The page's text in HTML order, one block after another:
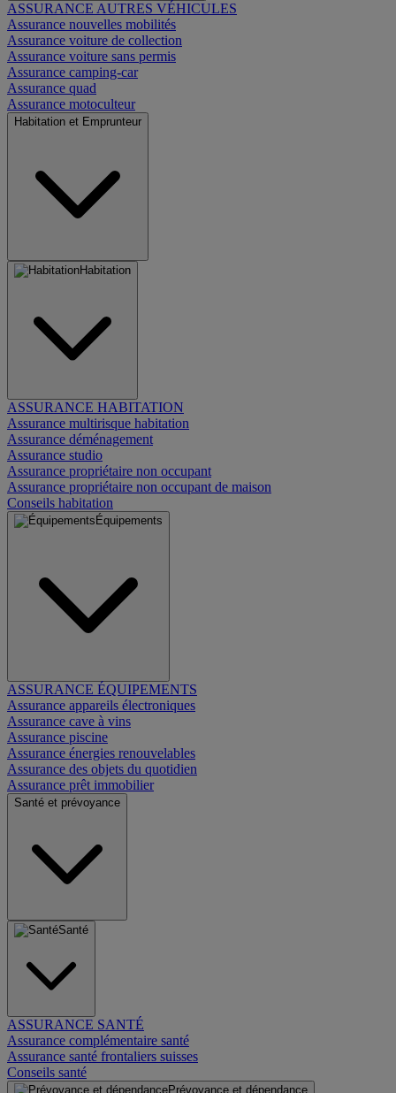
ASSURANCE AUTRES VÉHICULES
Assurance nouvelles mobilités
Assurance voiture de collection
Assurance voiture sans permis
Assurance camping-car
Assurance quad
Assurance motoculteur
Habitation et Emprunteur
Habitation
ASSURANCE HABITATION
Assurance multirisque habitation
Assurance déménagement
Assurance studio
Assurance propriétaire non occupant
Assurance propriétaire non occupant de maison
Conseils habitation
Équipements
ASSURANCE ÉQUIPEMENTS
Assurance appareils électroniques
Assurance cave à vins
Assurance piscine
Assurance énergies renouvelables
Assurance des objets du quotidien
Assurance prêt immobilier
Santé et prévoyance
Santé
ASSURANCE SANTÉ
Assurance complémentaire santé
Assurance santé frontaliers suisses
Conseils santé
Prévoyance et dépendance